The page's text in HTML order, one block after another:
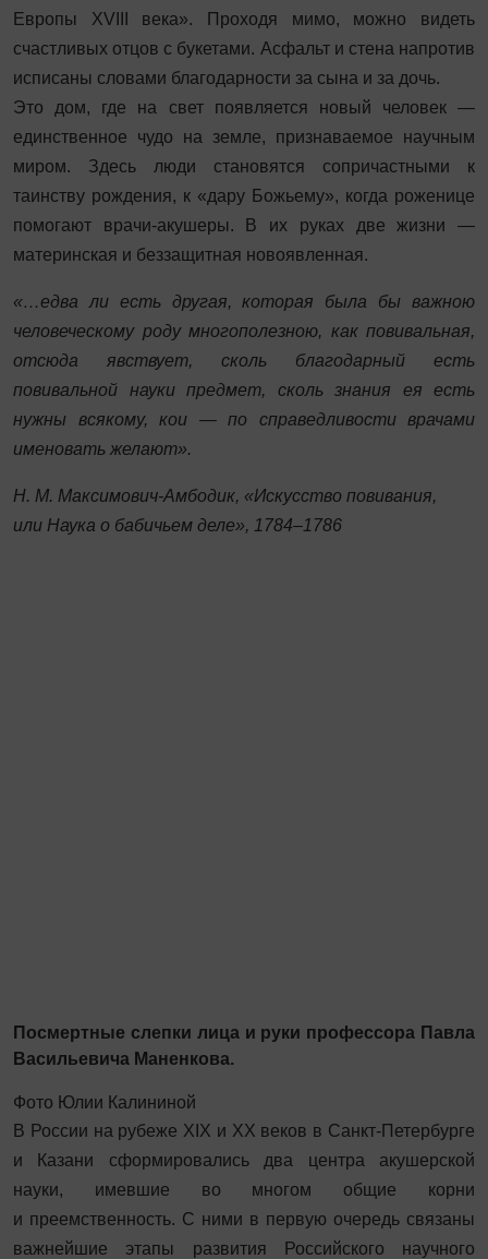
Европы XVIII века». Проходя мимо, можно видеть
счастливых отцов с букетами. Асфальт и стена напротив
исписаны словами благодарности за сына и за дочь.
Это дом, где на свет появляется новый человек —
единственное чудо на земле, признаваемое научным
миром. Здесь люди становятся сопричастными к
таинству рождения, к «дару Божьему», когда роженице
помогают врачи-акушеры. В их руках две жизни —
материнская и беззащитная новоявленная.
«…едва ли есть другая, которая была бы важною
человеческому роду многополезною, как повивальная,
отсюда явствует, сколь благодарный есть
повивальной науки предмет, сколь знания ея есть
нужны всякому, кои — по справедливости врачами
именовать желают».
Н. М. Максимович-Амбодик, «Искусство повивания,
или Наука о бабичьем деле», 1784–1786
Посмертные слепки лица и руки профессора Павла
Васильевича Маненкова.
Фото Юлии Калининой
В России на рубеже XIX и XX веков в Санкт-Петербурге
и Казани сформировались два центра акушерской
науки, имевшие во многом общие корни
и преемственность. С ними в первую очередь связаны
важнейшие этапы развития Российского научного